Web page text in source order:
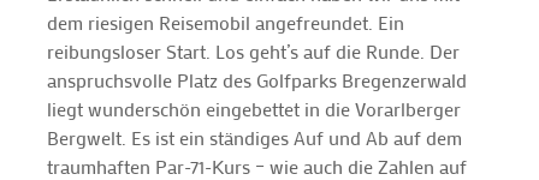
dem riesigen Reisemobil angefreundet. Ein
reibungsloser Start. Los geht’s auf die Runde. Der
anspruchsvolle Platz des Golfparks Bregenzerwald
liegt wunderschön eingebettet in die Vorarlberger
Bergwelt. Es ist ein ständiges Auf und Ab auf dem
traumhaften Par-71-Kurs – wie auch die Zahlen auf